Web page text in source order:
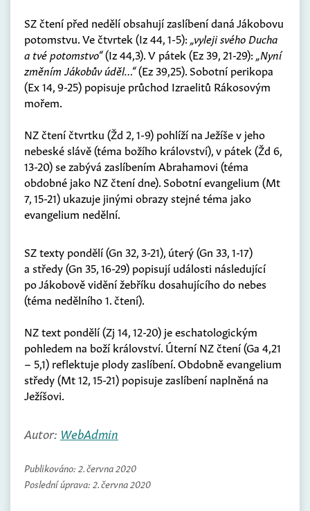
SZ čtení před nedělí obsahují zaslíbení daná Jákobovu
potomstvu. Ve čtvrtek (Iz 44, 1-5): „vyleji svého Ducha
a tvé potomstvo“(Iz 44,3). V pátek (Ez 39, 21-29): „Nyní
změním Jákobův úděl…“(Ez 39,25). Sobotní perikopa
(Ex 14, 9-25) popisuje průchod Izraelitů Rákosovým
mořem.
NZ čtení čtvrtku (Žd 2, 1-9) pohlíží na Ježíše v jeho
nebeské slávě (téma božího království), v pátek (Žd 6,
13-20) se zabývá zaslíbením Abrahamovi (téma
obdobné jako NZ čtení dne). Sobotní evangelium (Mt
7, 15-21) ukazuje jinými obrazy stejné téma jako
evangelium nedělní.
SZ texty pondělí (Gn 32, 3-21), úterý (Gn 33, 1-17)
a středy (Gn 35, 16-29) popisují události následující
po Jákobově vidění žebříku dosahujícího do nebes
(téma nedělního 1. čtení).
NZ text pondělí (Zj 14, 12-20) je eschatologickým
pohledem na boží království. Úterní NZ čtení (Ga 4,21
– 5,1) reflektuje plody zaslíbení. Obdobně evangelium
středy (Mt 12, 15-21) popisuje zaslíbení naplněná na
Ježíšovi.
Autor: WebAdmin
Publikováno: 2. června 2020
Poslední úprava: 2. června 2020